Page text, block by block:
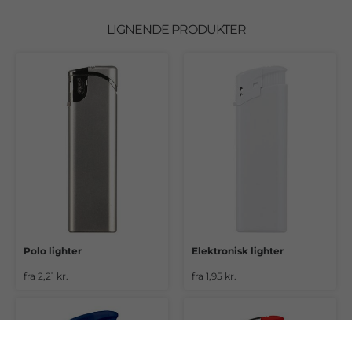
LIGNENDE PRODUKTER
Polo lighter
fra 2,21 kr.
Elektronisk lighter
fra 1,95 kr.